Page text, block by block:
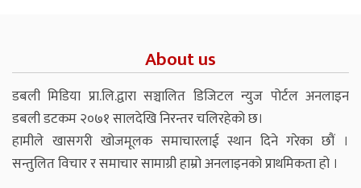
About us
डबली मिडिया प्रा.लि.द्वारा सञ्चालित डिजिटल न्युज पोर्टल अनलाइन
डबली डटकम २०७१ सालदेखि निरन्तर चलिरहेको छ।
हामीले खासगरी खोजमूलक समाचारलाई स्थान दिने गरेका छौं ।
सन्तुलित विचार र समाचार सामाग्री हाम्रो अनलाइनको प्राथमिकता हो ।